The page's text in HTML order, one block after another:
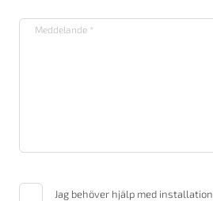
Jag behöver hjälp med installation